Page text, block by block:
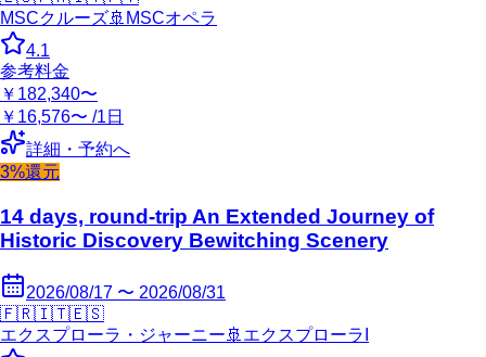
MSCクルーズ🚢 MSCオペラ
4.1
参考料金
￥182,340〜
￥16,576〜 /1日
詳細・予約へ
3%還元
14 days, round-trip An Extended Journey of
Historic Discovery Bewitching Scenery
2026/08/17 〜 2026/08/31
🇫🇷🇮🇹🇪🇸
エクスプローラ・ジャーニー 🚢 エクスプローラI